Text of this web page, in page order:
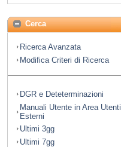
Cerca
Ricerca Avanzata
Modifica Criteri di Ricerca
DGR e Deteterminazioni
Manuali Utente in Area Utenti
Esterni
Ultimi 3gg
Ultimi 7gg